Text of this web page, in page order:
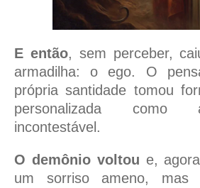
E então, sem perceber,
armadilha: o ego. O
própria santidade tomou
personalizada como
incontestável.
O demônio voltou e,
um sorriso ameno, mas